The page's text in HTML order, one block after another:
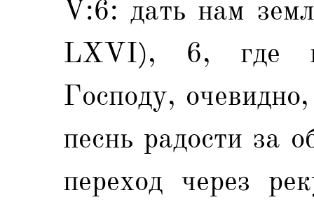
V:6: дать нам
LXVI), 6, где
Господу,
песнь радости за
переход через